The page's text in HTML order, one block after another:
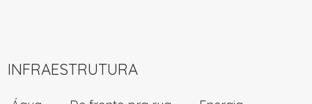
INFRAESTRUTURA